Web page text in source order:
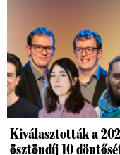
Kiválasztották a
ösztöndíj 10